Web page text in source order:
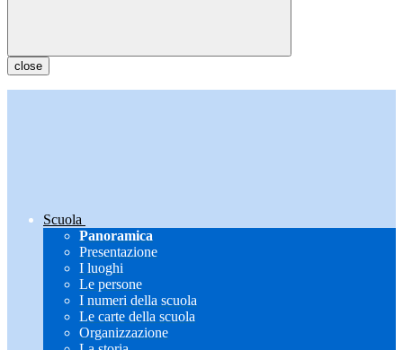
close
Scuola
Panoramica
Presentazione
I luoghi
Le persone
I numeri della scuola
Le carte della scuola
Organizzazione